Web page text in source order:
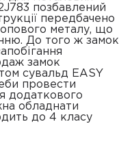
позбавлений
передбачено
металу, що
До того ж замок
замок
сувальд EASY
провести
додаткового
обладнати
до 4 класу